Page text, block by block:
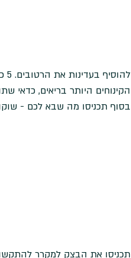
הקינוחים היותר בריאים, כדאי שתוסיפו 6-7 כפות
בסוף תכניסו מה שבא לכם -